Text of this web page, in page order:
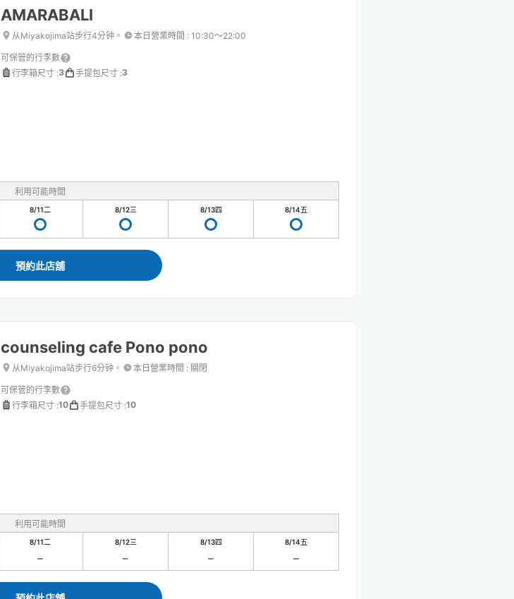
AMARABALI
从Miyakojima站步行4分钟。 本日營業時間 : 10:30〜22:00
可保管的行李數
行李箱尺寸 :3 手提包尺寸 :3
利用可能時間
8/11二 8/12三 8/13四 8/14五
預約此店舖
counseling cafe Pono pono
从Miyakojima站步行6分钟。 本日營業時間 : 關閉
可保管的行李數
行李箱尺寸 :10 手提包尺寸 :10
利用可能時間
8/11二 8/12三 8/13四 8/14五